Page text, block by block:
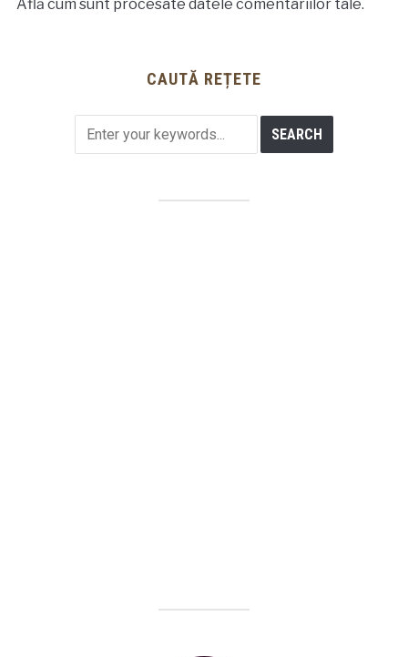
Află cum sunt procesate datele comentariilor tale.
CAUTĂ REȚETE